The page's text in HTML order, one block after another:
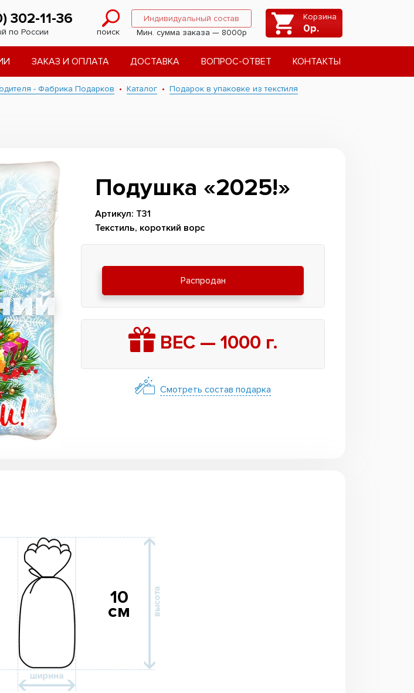
302-11-36
по России поиск
Индивидуальный состав
Мин. сумма заказа — 8000р
Корзина
0р.
ЗАКАЗ И ОПЛАТА ДОСТАВКА ВОПРОС-ОТВЕТ КОНТАКТЫ
- Фабрика Подарков Каталог
Подарок в упаковке из текстиля
Подушка «2025!»
Артикул: Т31
Текстиль, короткий ворс
Распродан
ВЕС — 1000г.
Смотреть состав подарка
10
см